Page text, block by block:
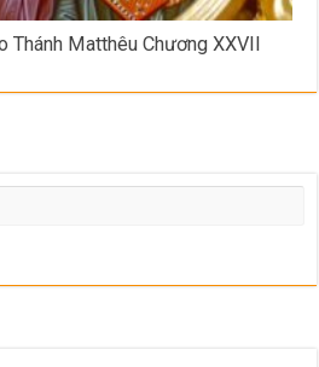
Thánh Matthêu Chương XXVII